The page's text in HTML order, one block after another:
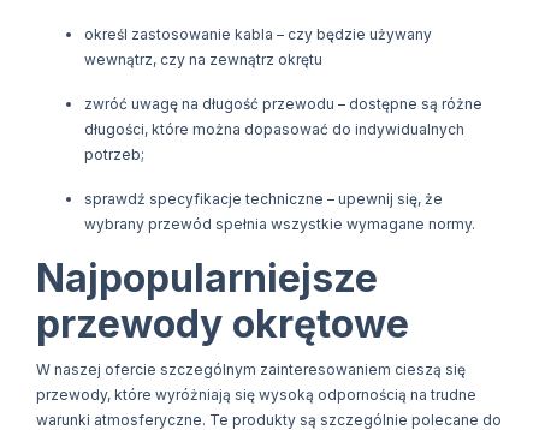
określ zastosowanie kabla – czy będzie używany
wewnątrz, czy na zewnątrz okrętu
zwróć uwagę na długość przewodu – dostępne są różne
długości, które można dopasować do indywidualnych
potrzeb;
sprawdź specyfikacje techniczne – upewnij się, że
wybrany przewód spełnia wszystkie wymagane normy.
Najpopularniejsze
przewody okrętowe
W naszej ofercie szczególnym zainteresowaniem cieszą się
przewody, które wyróżniają się wysoką odpornością na trudne
warunki atmosferyczne. Te produkty są szczególnie polecane do